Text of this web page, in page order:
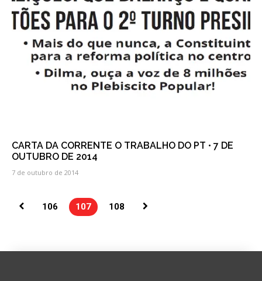
CARTA DA CORRENTE O TRABALHO DO PT • 7 DE
OUTUBRO DE 2014
7 de outubro de 2014
106 107 108